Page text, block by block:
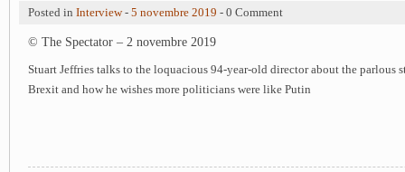
Posted in Interview- 5 novembre 2019 - 0 Comment
© The Spectator – 2 novembre 2019
Stuart Jeffries talks to the loquacious 94-year-old director about the parlous
Brexit and how he wishes more politicians were like Putin